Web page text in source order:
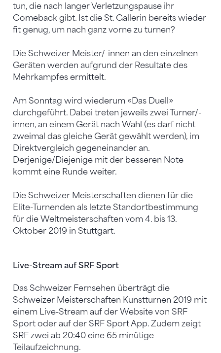
tun, die nach langer Verletzungspause ihr
Comeback gibt. Ist die St. Gallerin bereits wieder
fit genug, um nach ganz vorne zu turnen?
Die Schweizer Meister/-innen an den einzelnen
Geräten werden aufgrund der Resultate des
Mehrkampfes ermittelt.
Am Sonntag wird wiederum «Das Duell»
durchgeführt. Dabei treten jeweils zwei Turner/-
innen, an einem Gerät nach Wahl (es darf nicht
zweimal das gleiche Gerät gewählt werden), im
Direktvergleich gegeneinander an.
Derjenige/Diejenige mit der besseren Note
kommt eine Runde weiter.
Die Schweizer Meisterschaften dienen für die
Elite-Turnenden als letzte Standortbestimmung
für die Weltmeisterschaften vom 4. bis 13.
Oktober 2019 in Stuttgart.
Live-Stream auf SRF Sport
Das Schweizer Fernsehen überträgt die
Schweizer Meisterschaften Kunstturnen 2019 mit
einem Live-Stream auf der Website von SRF
Sport oder auf der SRF Sport App. Zudem zeigt
SRF zwei ab 20:40 eine 65 minütige
Teilaufzeichnung.